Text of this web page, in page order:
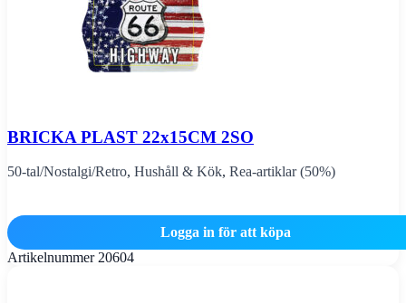
BRICKA PLAST 22x15CM 2SO
50-tal/Nostalgi/Retro, Hushåll & Kök, Rea-artiklar (50%)
Logga in för att köpa
Artikelnummer 20604